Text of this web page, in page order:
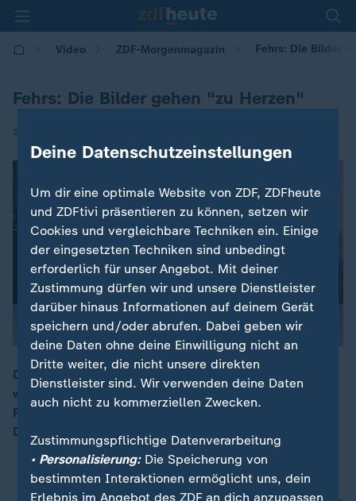
Video ZDF-Morgenmagazin Fehrs: Die Bilder
Fehrs: Die Bilder gehen "zu Herzen"
23.12.2024 | 05:30
00:16
Die Kirche will Trost spenden und "in Worte fassen,
was so unbegreiflich ist", so Kirsten Fehrs,
Ratsvorsitzende der Evangelischen Kirche in
Deutschland angesichts des Anschlags.
Deine Datenschutzeinstellungen
Um dir eine optimale Website von ZDF, ZDFheute
und ZDFtivi präsentieren zu können, setzen wir
Cookies und vergleichbare Techniken ein. Einige
der eingesetzten Techniken sind unbedingt
erforderlich für unser Angebot. Mit deiner
Zustimmung dürfen wir und unsere Dienstleister
darüber hinaus Informationen auf deinem Gerät
speichern und/oder abrufen. Dabei geben wir
deine Daten ohne deine Einwilligung nicht an
Dritte weiter, die nicht unsere direkten
Dienstleister sind. Wir verwenden deine Daten
auch nicht zu kommerziellen Zwecken.
Zustimmungspflichtige Datenverarbeitung
• Personalisierung:Die Speicherung von
bestimmten Interaktionen ermöglicht uns, dein
Erlebnis im Angebot des ZDF an dich anzupassen